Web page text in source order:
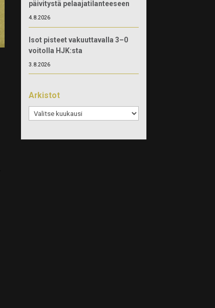
päivitystä pelaajatilanteeseen
4.8.2026
Isot pisteet vakuuttavalla 3–0
voitolla HJK:sta
3.8.2026
Arkistot
Arkistot